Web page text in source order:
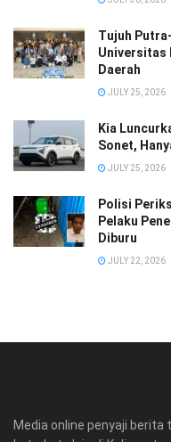
Tujuh
Universitas
Daerah
JULY 25, 2026
Kia
Sonet,
JULY 25, 2026
Polisi
Pelaku
Diburu
JULY 22, 2026
Media online penyaji berita